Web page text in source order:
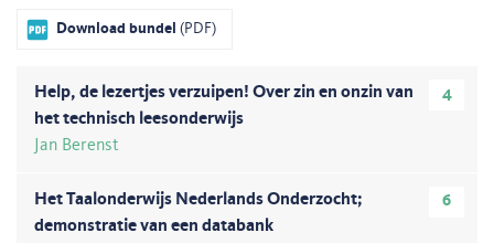
Download bundel (PDF)
4
Help, de lezertjes verzuipen! Over zin en onzin van
het technisch leesonderwijs
Jan Berenst
6
Het Taalonderwijs Nederlands Onderzocht;
demonstratie van een databank